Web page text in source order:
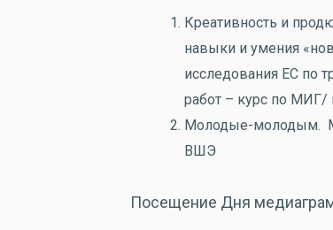
Креативность и
навыки и умения
исследования ЕС по
работ – курс по
Молодые-молодым.
ВШЭ
Посещение Дня